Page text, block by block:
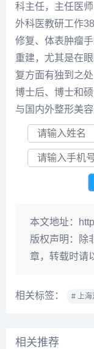
科主任，主任医
外科医教研工作
修复、体表肿瘤
重建，尤其是在
复方面有独到之
博士后、博士和
与国内外整形美
本文地址：
版权声明：
除
章，转载时请
相关标签： # 上海
相关推荐